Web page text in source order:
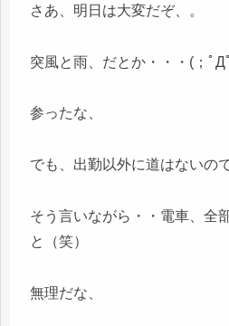
さあ、明日は大変だぞ、。
突風と雨、だとか・・・(；ﾟД
参ったな、
でも、出勤以外に道はないの
そう言いながら・・電車、全
と（笑）
無理だな、